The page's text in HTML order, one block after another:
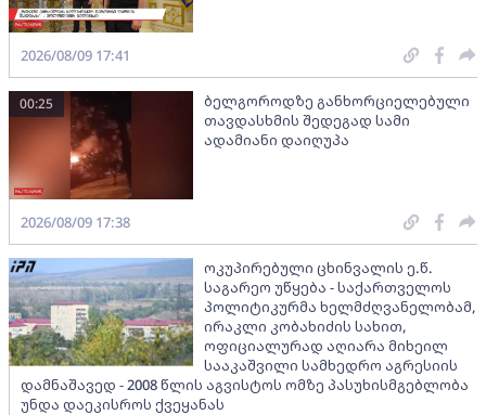
2026/08/09 17:41
ბელგოროდზე განხორციელებული
თავდასხმის შედეგად სამი
ადამიანი დაიღუპა
00:25
2026/08/09 17:38
ოკუპირებული ცხინვალის ე.წ.
საგარეო უწყება - საქართველოს
პოლიტიკურმა ხელმძღვანელობამ,
ირაკლი კობახიძის სახით,
ოფიციალურად აღიარა მიხეილ
სააკაშვილი სამხედრო აგრესიის
დამნაშავედ - 2008 წლის აგვისტოს ომზე პასუხისმგებლობა
უნდა დაეკისროს ქვეყანას